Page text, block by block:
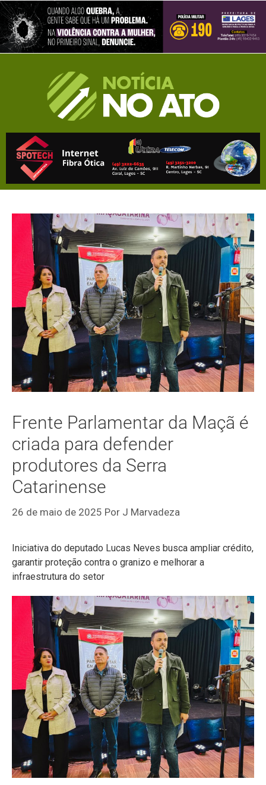
Frente Parlamentar da Maçã é
criada para defender
produtores da Serra
Catarinense
26 de maio de 2025 Por J Marvadeza
Iniciativa do deputado Lucas Neves busca ampliar crédito,
garantir proteção contra o granizo e melhorar a
infraestrutura do setor